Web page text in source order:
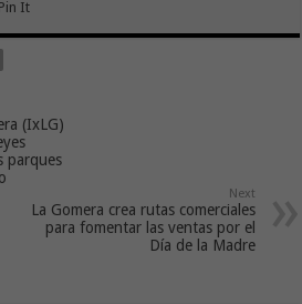
(IxLG)
parques
Next
La Gomera crea rutas comerciales
para fomentar las ventas por el
Día de la Madre